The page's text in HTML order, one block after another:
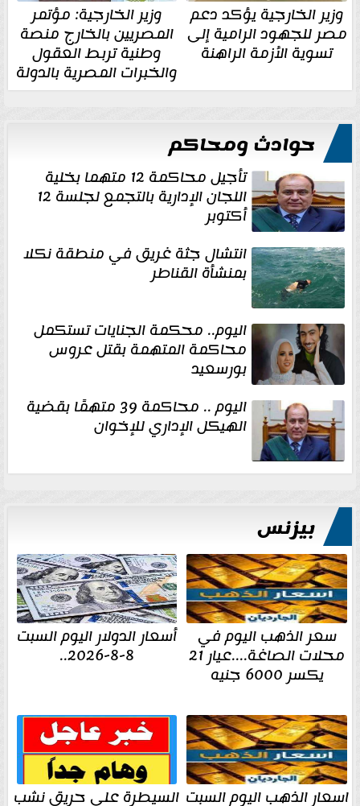
وزير الخارجية يؤكد دعم
مصر للجهود الرامية إلى
تسوية الأزمة الراهنة
وزير الخارجية: مؤتمر
المصريين بالخارج منصة
وطنية تربط العقول
والخبرات المصرية بالدولة
حوادث ومحاكم
تأجيل محاكمة 12 متهما بخلية
اللجان الإدارية بالتجمع لجلسة 12
أكتوبر
انتشال جثة غريق في منطقة نكلا
بمنشأة القناطر
اليوم.. محكمة الجنايات تستكمل
محاكمة المتهمة بقتل عروس
بورسعيد
اليوم .. محاكمة 39 متهمًا بقضية
الهيكل الإداري للإخوان
بيزنس
سعر الذهب اليوم في
محلات الصاغة....عيار 21
يكسر 6000 جنيه
أسعار الدولار اليوم السبت
8-8-2026..
اسعار الذهب اليوم السبت السيطرة على حريق نشب